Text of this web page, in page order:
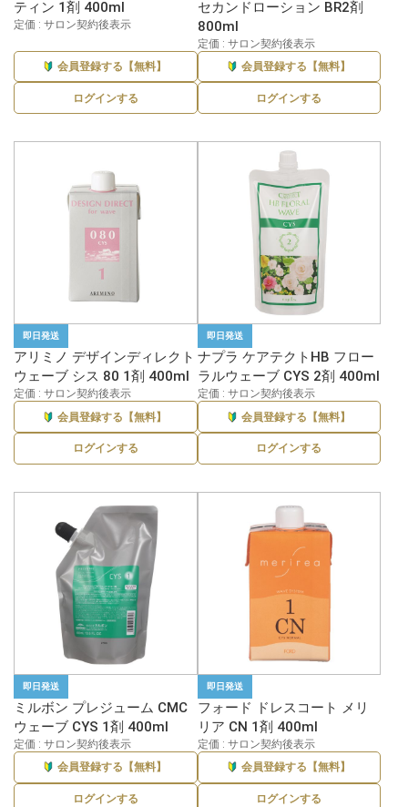
ティン 1剤 400ml
定価 : サロン契約後表示
会員登録する【無料】
ログインする
セカンドローション BR2剤
800ml
定価 : サロン契約後表示
会員登録する【無料】
ログインする
即日発送
アリミノ デザインディレクト
ウェーブ シス 80 1剤 400ml
定価 : サロン契約後表示
会員登録する【無料】
ログインする
即日発送
ナプラ ケアテクトHB フロー
ラルウェーブ CYS 2剤 400ml
定価 : サロン契約後表示
会員登録する【無料】
ログインする
即日発送
ミルボン プレジューム CMC
ウェーブ CYS 1剤 400ml
定価 : サロン契約後表示
会員登録する【無料】
ログインする
即日発送
フォード ドレスコート メリ
リア CN 1剤 400ml
定価 : サロン契約後表示
会員登録する【無料】
ログインする